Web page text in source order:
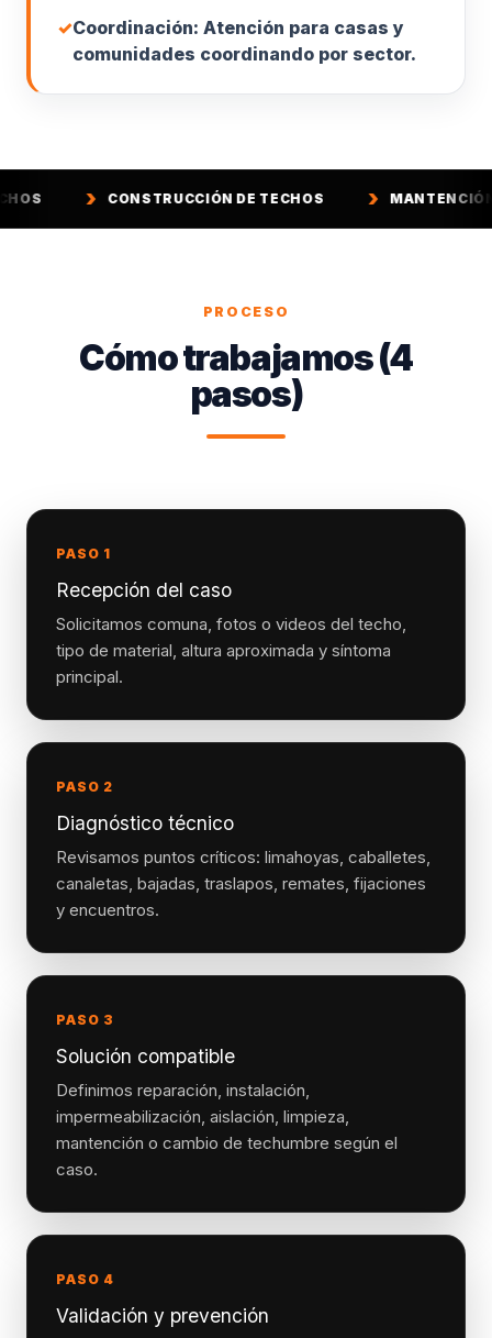
✓Coordinación: Atención para casas y
comunidades coordinando por sector.
DE TECHOS MANTENCIÓN DE TECHOS
PROCESO
Cómo trabajamos (4
pasos)
PASO 1
Recepción del caso
Solicitamos comuna, fotos o videos del techo,
tipo de material, altura aproximada y síntoma
principal.
PASO 2
Diagnóstico técnico
Revisamos puntos críticos: limahoyas, caballetes,
canaletas, bajadas, traslapos, remates, fijaciones
y encuentros.
PASO 3
Solución compatible
Definimos reparación, instalación,
impermeabilización, aislación, limpieza,
mantención o cambio de techumbre según el
caso.
PASO 4
Validación y prevención